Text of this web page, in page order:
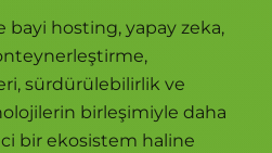
bayi hosting, yapay zeka,
sürdürülebilirlik ve
birleşimiyle daha
bir ekosistem haline